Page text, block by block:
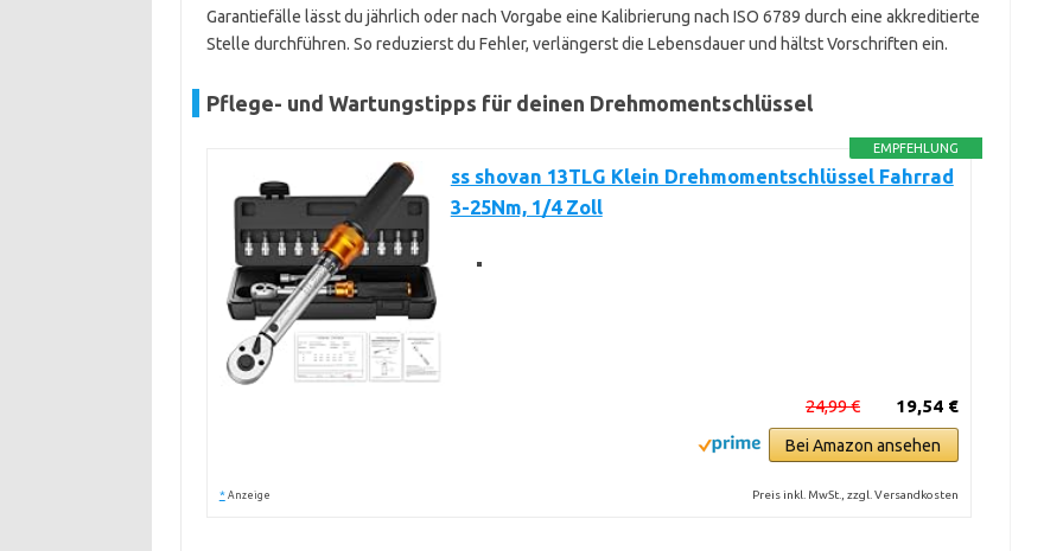
Garantiefälle lässt du jährlich oder nach Vorgabe eine Kalibrierung nach ISO 6789 durch eine akkreditierte
Stelle durchführen. So reduzierst du Fehler, verlängerst die Lebensdauer und hältst Vorschriften ein.
Pflege- und Wartungstipps für deinen Drehmomentschlüssel
EMPFEHLUNG
ss shovan 13TLG Klein Drehmomentschlüssel Fahrrad
3-25Nm, 1/4 Zoll
19,54 €
24,99 €
Bei Amazon ansehen
* Anzeige Preis inkl. MwSt., zzgl. Versandkosten